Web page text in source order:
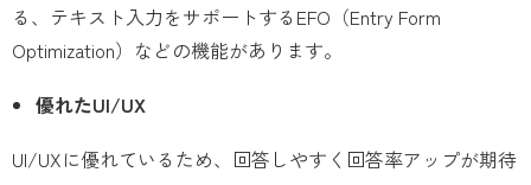
る、テキスト入力をサポートするEFO（Entry Form
Optimization）などの機能があります。
優れたUI/UX
UI/UXに優れているため、回答しやすく回答率アップが期待